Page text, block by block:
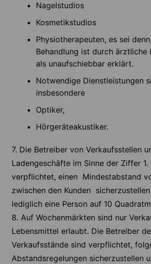
Nagelstudios
Kosmetikstudios
Physiotherapeuten, es sei
Behandlung ist durch ärztliche
als unaufschiebbar erklärt.
Notwendige Dienstleistungen
insbesondere
Optiker,
Hörgeräteakustiker.
7. Die Betreiber von Verkaufsstellen
Ladengeschäfte im Sinne der Ziffer 1.
verpflichtet, einen Mindestabstand
zwischen den Kunden
lediglich eine Person auf 10
8. Auf Wochenmärkten sind nur
Lebensmittel erlaubt. Die Betreiber
Verkaufsstände sind verpflichtet,
Abstandsregelungen sicherzustellen